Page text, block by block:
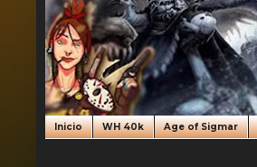
Inicio WH 40k Age of Sigmar